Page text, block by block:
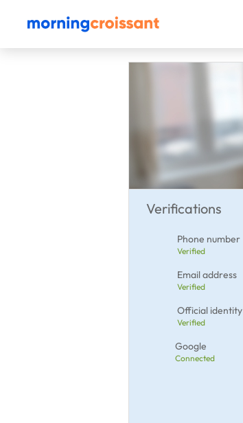
Verifications
Phone number
Verified
Email address
Verified
Official identity
Verified
Google
Connected